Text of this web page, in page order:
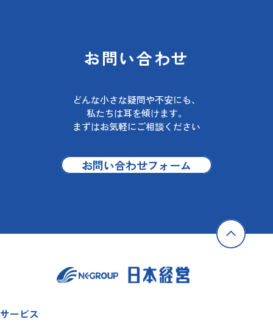
お問い合わせ
どんな小さな疑問や不安にも、
私たちは耳を傾けます。
まずはお気軽にご相談ください
お問い合わせフォーム
サービス